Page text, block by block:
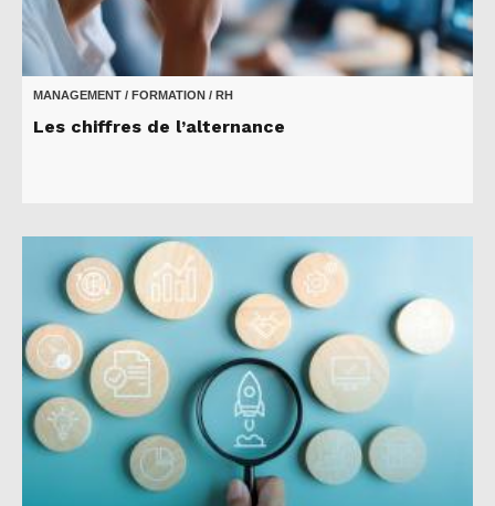
MANAGEMENT / FORMATION / RH
Les chiffres de l’alternance